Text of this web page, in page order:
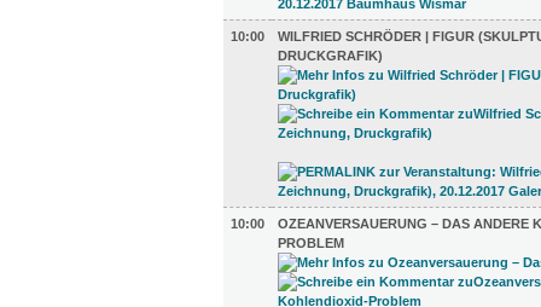
10:00
WILFRIED SCHRÖDER | FIGUR
DRUCKGRAFIK)
10:00
OZEANVERSAUERUNG – DAS ANDERE
PROBLEM